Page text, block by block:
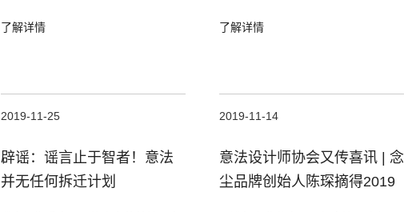
了解详情
了解详情
2019-11-25
辟谣：谣言止于智者！意法
并无任何拆迁计划
2019-11-14
意法设计师协会又传喜讯 | 念
尘品牌创始人陈琛摘得2019